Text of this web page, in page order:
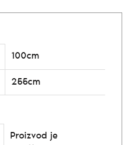
100cm
255cm
Proizvod je